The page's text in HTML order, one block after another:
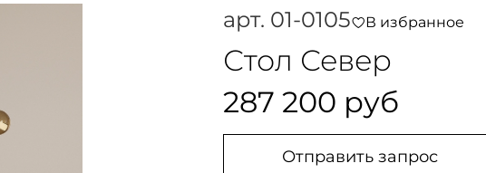
арт. 01-0105 В избранное
Стол Север
287 200 руб
Отправить запрос